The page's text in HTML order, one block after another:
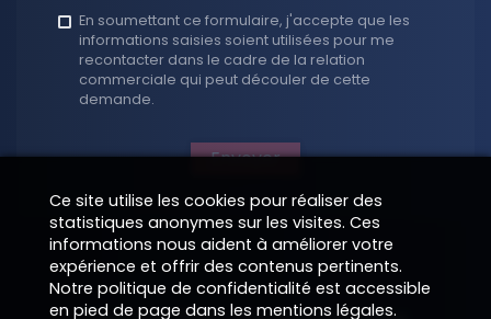
En soumettant ce formulaire, j'accepte que les
informations saisies soient utilisées pour me
recontacter dans le cadre de la relation
commerciale qui peut découler de cette
demande.
Envoyer
Ce site utilise les cookies pour réaliser des
statistiques anonymes sur les visites. Ces
informations nous aident à améliorer votre
expérience et offrir des contenus pertinents.
Notre politique de confidentialité est accessible
en pied de page dans les mentions légales.